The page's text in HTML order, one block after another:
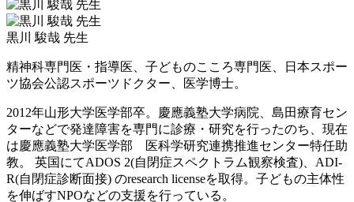
黒川 駿哉 先生
精神科専門医・指導医、子どものこころ専門医、日本スポー
ツ協会公認スポーツドクター、医学博士。
2012年山形大学医学部卒。慶應義塾大学病院、島田療育セン
ターなどで発達障害を専門に診療・研究を行ったのち、現在
は慶應義塾大学医学部 医科学研究連携推進センター特任助
教。 英国にてADOS 2(自閉症スペクトラム観察検査)、ADI-
R(自閉症診断面接) のresearch licenseを取得。子どもの主体性
を伸ばすNPOなどの支援を行っている。